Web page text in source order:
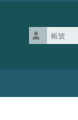
帳號